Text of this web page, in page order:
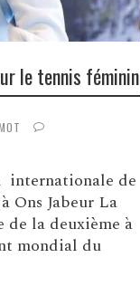
le tennis féminin
internationale de
Ons Jabeur La
de la deuxième à
mondial du